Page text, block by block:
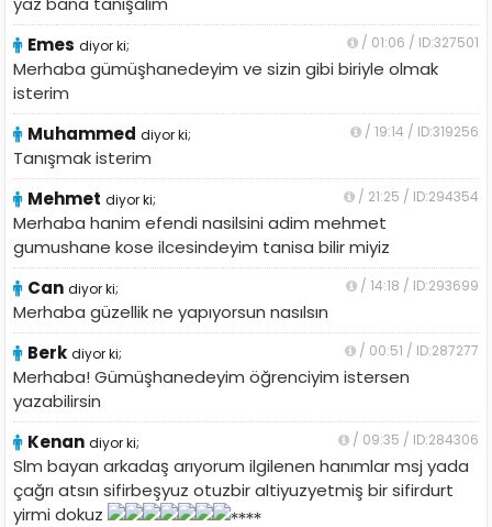
Emes diyor ki; / 01:06 / ID:327501
Merhaba gümüşhanedeyim ve sizin gibi biriyle olmak
isterim
Muhammed diyor ki; / 19:14 / ID:319256
Tanışmak isterim
Mehmet diyor ki; / 21:25 / ID:294354
Merhaba hanim efendi nasilsini adim mehmet
gumushane kose ilcesindeyim tanisa bilir miyiz
Can diyor ki; / 14:18 / ID:293699
Merhaba güzellik ne yapıyorsun nasılsın
Berk diyor ki; / 00:51 / ID:287277
Merhaba! Gümüşhanedeyim öğrenciyim istersen
yazabilirsin
Kenan diyor ki; / 09:35 / ID:284306
Slm bayan arkadaş arıyorum ilgilenen hanımlar msj yada
çağrı atsın sifirbeşyuz otuzbir altiyuzyetmiş bir sifirdurt
yirmi dokuz